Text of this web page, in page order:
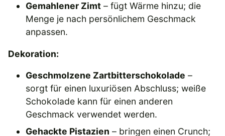
Gemahlener Zimt – fügt Wärme hinzu; die
Menge je nach persönlichem Geschmack
anpassen.
Dekoration:
Geschmolzene Zartbitterschokolade –
sorgt für einen luxuriösen Abschluss; weiße
Schokolade kann für einen anderen
Geschmack verwendet werden.
Gehackte Pistazien – bringen einen Crunch;